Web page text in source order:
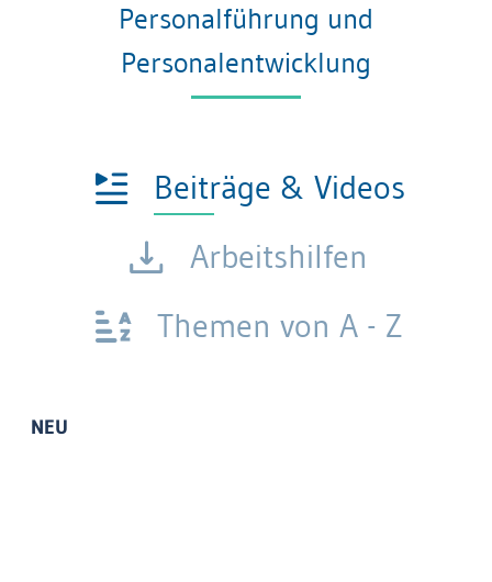
Personalführung und
Personalentwicklung
Beiträge & Videos
Arbeitshilfen
Themen von A - Z
NEU